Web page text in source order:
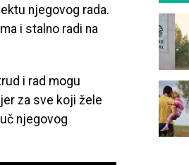
njegovog rada.
i stalno radi na
i rad mogu
za sve koji žele
njegovog